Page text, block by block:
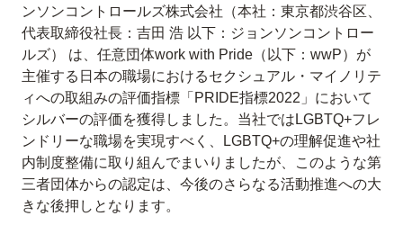
ンソンコントロールズ株式会社（本社：東京都渋谷区、
代表取締役社長：吉田 浩 以下：ジョンソンコントロー
ルズ） は、任意団体work with Pride（以下：wwP）が
主催する日本の職場におけるセクシュアル・マイノリテ
ィへの取組みの評価指標「PRIDE指標2022」において
シルバーの評価を獲得しました。当社ではLGBTQ+フレ
ンドリーな職場を実現すべく、LGBTQ+の理解促進や社
内制度整備に取り組んでまいりましたが、このような第
三者団体からの認定は、今後のさらなる活動推進への大
きな後押しとなります。